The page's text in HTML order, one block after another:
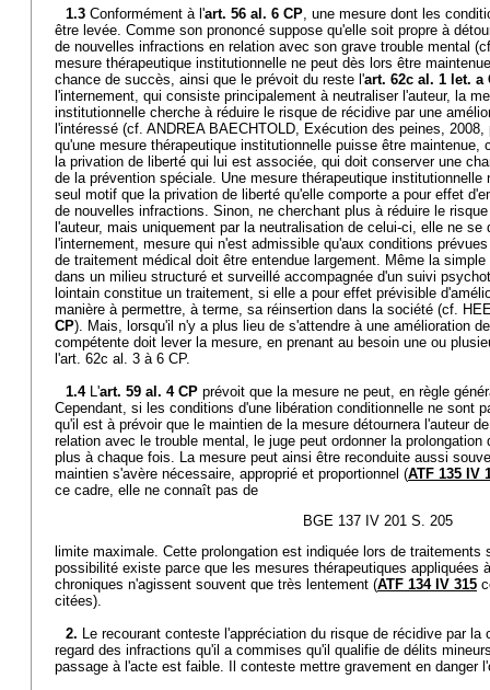
1.3 Conformément à l'art. 56 al. 6 CP, une mesure dont les
être levée. Comme son prononcé suppose qu'elle soit propre à
de nouvelles infractions en relation avec son grave trouble mental
mesure thérapeutique institutionnelle ne peut dès lors être
chance de succès, ainsi que le prévoit du reste l'art. 62c al. 1 let. a
l'internement, qui consiste principalement à neutraliser l'auteur, la
institutionnelle cherche à réduire le risque de récidive par une
l'intéressé (cf. ANDREA BAECHTOLD, Exécution des peines,
qu'une mesure thérapeutique institutionnelle puisse être maintenue,
la privation de liberté qui lui est associée, qui doit conserver une
de la prévention spéciale. Une mesure thérapeutique institutionnelle
seul motif que la privation de liberté qu'elle comporte a pour effet
de nouvelles infractions. Sinon, ne cherchant plus à réduire le
l'auteur, mais uniquement par la neutralisation de celui-ci, elle ne se
l'internement, mesure qui n'est admissible qu'aux conditions
de traitement médical doit être entendue largement. Même la
dans un milieu structuré et surveillé accompagnée d'un suivi
lointain constitue un traitement, si elle a pour effet prévisible
manière à permettre, à terme, sa réinsertion dans la société (cf.
CP). Mais, lorsqu'il n'y a plus lieu de s'attendre à une amélioration
compétente doit lever la mesure, en prenant au besoin une ou
l'art. 62c al. 3 à 6 CP.
1.4 L'art. 59 al. 4 CP prévoit que la mesure ne peut, en règle
Cependant, si les conditions d'une libération conditionnelle ne sont
qu'il est à prévoir que le maintien de la mesure détournera l'auteur
relation avec le trouble mental, le juge peut ordonner la
plus à chaque fois. La mesure peut ainsi être reconduite aussi
maintien s'avère nécessaire, approprié et proportionnel (ATF 135 IV
ce cadre, elle ne connaît pas de
BGE 137 IV 201 S. 205
limite maximale. Cette prolongation est indiquée lors de traitements
possibilité existe parce que les mesures thérapeutiques appliquées
chroniques n'agissent souvent que très lentement (ATF 134 IV 315
citées).
2. Le recourant conteste l'appréciation du risque de récidive par la
regard des infractions qu'il a commises qu'il qualifie de délits
passage à l'acte est faible. Il conteste mettre gravement en danger